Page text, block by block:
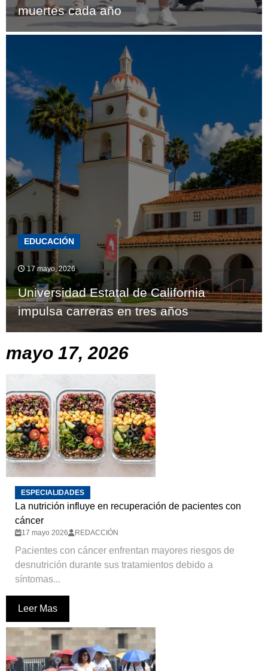
muertes cada año
EDUCACIÓN
17 mayo, 2026
Universidad Estatal de California
impulsa carreras en tres años
mayo 17, 2026
ESPECIALIDADES
La nutrición influye en recuperación de pacientes con
cáncer
17 mayo 2026 REDACCIÓN
Pacientes con cáncer enfrentan mayores riesgos de
desnutrición durante sus tratamientos debido a
síntomas...
Leer Mas